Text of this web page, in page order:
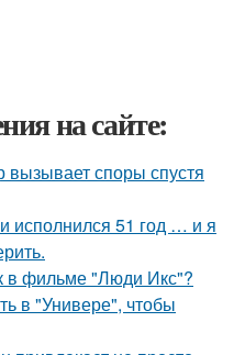
на сайте:
вызывает споры спустя
исполнился 51 год … и я
в фильме "Люди Икс"?
в "Универе", чтобы